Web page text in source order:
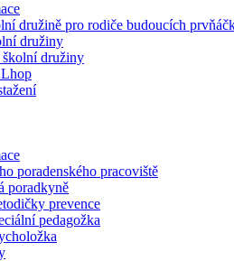
družině pro rodiče budoucích
družiny
družiny
poradenského pracoviště
poradkyně
prevence
pedagožka